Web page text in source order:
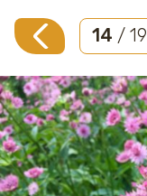
14 / 19